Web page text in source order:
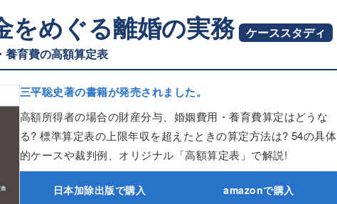
をめぐる離婚の実務
ケーススタディ
養育費の高額算定表
三平聡史著の書籍が発売されました。
高額所得者の場合の財産分与、婚姻費用・養育費算定はどうな
る? 標準算定表の上限年収を超えたときの算定方法は? 54の具体
的ケースや裁判例、オリジナル「高額算定表」で解説!
日本加除出版で購入 amazonで購入